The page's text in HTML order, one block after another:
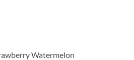
Watermelon